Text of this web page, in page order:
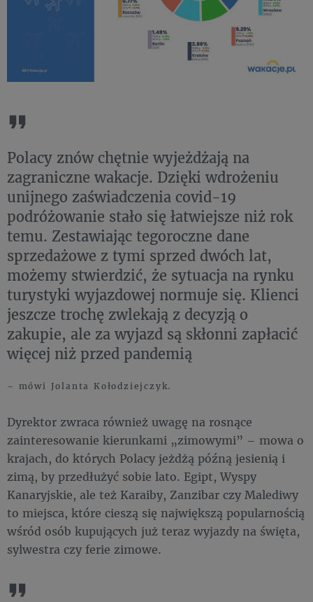
Polacy znów chętnie wyjeżdżają na
zagraniczne wakacje. Dzięki wdrożeniu
unijnego zaświadczenia covid-19
podróżowanie stało się łatwiejsze niż rok
temu. Zestawiając tegoroczne dane
sprzedażowe z tymi sprzed dwóch lat,
możemy stwierdzić, że sytuacja na rynku
turystyki wyjazdowej normuje się. Klienci
jeszcze trochę zwlekają z decyzją o
zakupie, ale za wyjazd są skłonni zapłacić
więcej niż przed pandemią
– mówi Jolanta Kołodziejczyk.
Dyrektor zwraca również uwagę na rosnące
zainteresowanie kierunkami „zimowymi” – mowa o
krajach, do których Polacy jeżdżą późną jesienią i
zimą, by przedłużyć sobie lato. Egipt, Wyspy
Kanaryjskie, ale też Karaiby, Zanzibar czy Malediwy
to miejsca, które cieszą się największą popularnością
wśród osób kupujących już teraz wyjazdy na święta,
sylwestra czy ferie zimowe.